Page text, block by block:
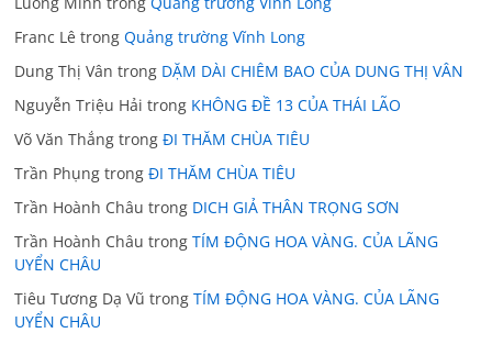
Franc Lê trongQuảng trường Vĩnh Long
Dung Thị Vân trong DẶM DÀI CHIÊM BAO CỦA DUNG THỊ VÂN
Nguyễn Triệu Hải trong KHÔNG ĐỀ 13 CỦA THÁI LÃO
Võ Văn Thắng trongĐI THĂM CHÙA TIÊU
Trần Phụng trongĐI THĂM CHÙA TIÊU
Trần Hoành Châu trong DICH GIẢ THÂN TRỌNG SƠN
Trần Hoành Châu trongTÍM ĐỘNG HOA VÀNG. CỦA LÃNG
UYỂN CHÂU
Tiêu Tương Dạ Vũ trongTÍM ĐỘNG HOA VÀNG. CỦA LÃNG
UYỂN CHÂU